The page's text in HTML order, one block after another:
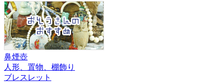
鼻煙壺
人形、置物、棚飾り
ブレスレット